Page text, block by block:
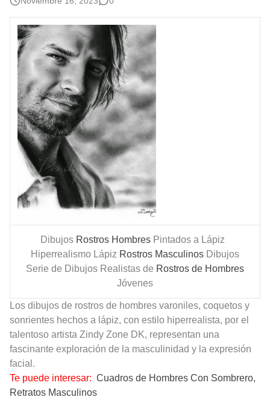
El mundo del arte en pintura surrealista
Dibujos Rostros Hombres Pintados a Lápiz
Hiperrealismo Lápiz Rostros Masculinos Dibujos
Serie de Dibujos Realistas de Rostros de Hombres
Jóvenes
Los dibujos de rostros de hombres varoniles, coquetos y
sonrientes hechos a lápiz, con estilo hiperrealista, por el
talentoso artista Zindy Zone DK, representan una
fascinante exploración de la masculinidad y la expresión
facial.
Te puede interesar: Cuadros de Hombres Con Sombrero,
Retratos Masculinos